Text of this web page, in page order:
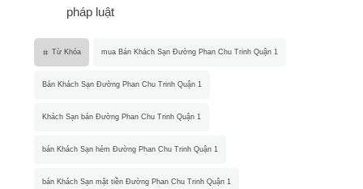
pháp luật
Từ Khóa mua Bán Khách Sạn Đường Phan Chu Trinh Quận 1
Bán Khách Sạn Đường Phan Chu Trinh Quận 1
Khách Sạn bán Đường Phan Chu Trinh Quận 1
bán Khách Sạn hẻm Đường Phan Chu Trinh Quận 1
bán Khách Sạn mặt tiền Đường Phan Chu Trinh Quận 1